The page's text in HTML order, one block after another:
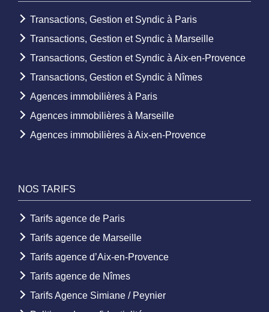
Transactions, Gestion et Syndic à Paris
Transactions, Gestion et Syndic à Marseille
Transactions, Gestion et Syndic à Aix-en-Provence
Transactions, Gestion et Syndic à Nîmes
Agences immobilières à Paris
Agences immobilières à Marseille
Agences immobilières à Aix-en-Provence
NOS TARIFS
Tarifs agence de Paris
Tarifs agence de Marseille
Tarifs agence d’Aix-en-Provence
Tarifs agence de Nîmes
Tarifs Agence Simiane / Peynier